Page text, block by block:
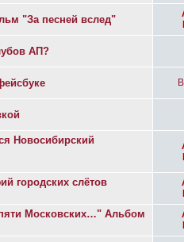
"За песней вслед"
АП?
Новосибирский
городских слётов
Московских…" Альбом